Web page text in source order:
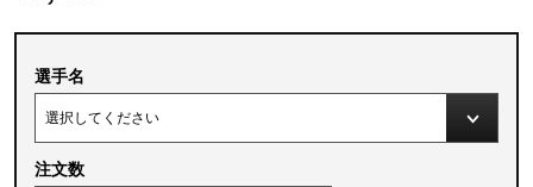
選手名
注文数